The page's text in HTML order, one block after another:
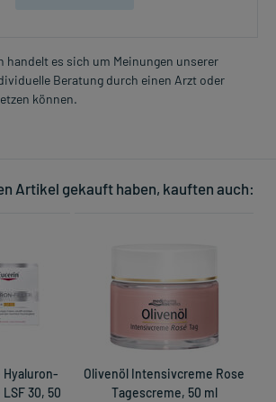
handelt es sich um Meinungen unserer
Beratung durch einen Arzt oder
können.
Artikel gekauft haben, kauften auch:
30, 50
Olivenöl Intensivcreme Rose
Tagescreme, 50 ml